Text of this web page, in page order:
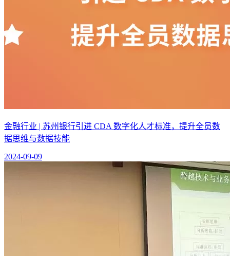
金融行业 | 苏州银行引进 CDA 数字化人才标准，提升全员数
据思维与数据技能
2024-09-09